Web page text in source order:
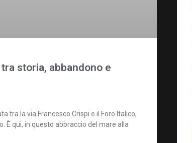
storia, abbandono e
tra la via Francesco Crispi e il Foro Italico,
È qui, in questo abbraccio del mare alla